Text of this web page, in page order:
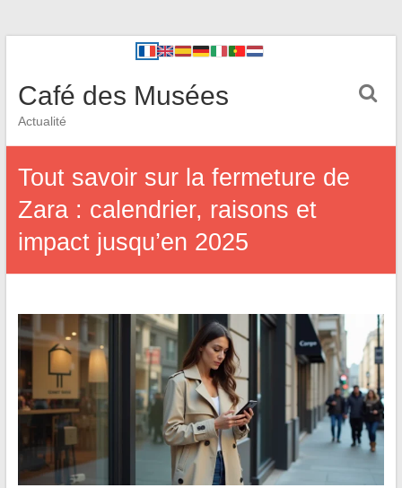
Café des Musées
Actualité
Tout savoir sur la fermeture de
Zara : calendrier, raisons et
impact jusqu’en 2025